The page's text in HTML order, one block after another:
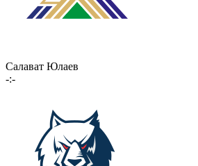
Салават Юлаев
-:-